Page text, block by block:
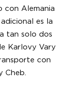
con Alemania
es la
tan solo dos
Karlovy Vary
con
Cheb.